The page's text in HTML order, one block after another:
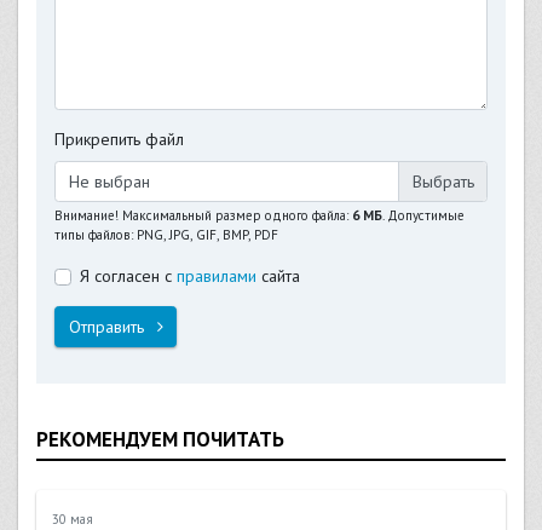
Прикрепить файл
Не выбран
Внимание! Максимальный размер одного файла: 6 МБ. Допустимые
типы файлов: PNG, JPG, GIF, BMP, PDF
Я согласен с правилами сайта
Отправить
РЕКОМЕНДУЕМ ПОЧИТАТЬ
30 мая